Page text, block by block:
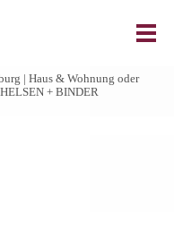
| Haus & Wohnung oder
+ BINDER